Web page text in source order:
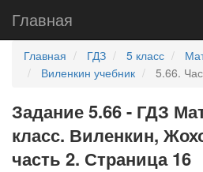
Главная
Главная ГДЗ 5 класс
Виленкин учебник
5.66.
Задание 5.66 - ГДЗ
класс. Виленкин,
часть 2. Страница 16